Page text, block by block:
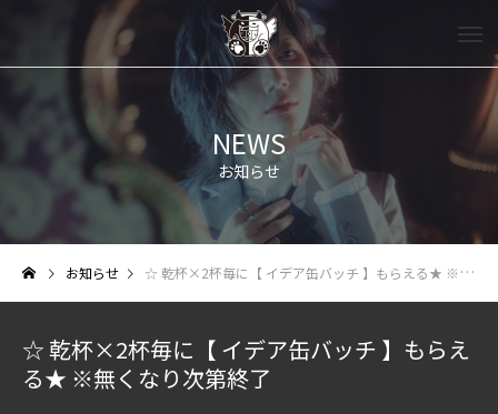
NEWS
お知らせ
お知らせ ☆ 乾杯×2杯毎に【 イデア缶バッチ 】もらえる★ ※無くなり次第終了
☆ 乾杯×2杯毎に【 イデア缶バッチ 】もらえ
る★ ※無くなり次第終了